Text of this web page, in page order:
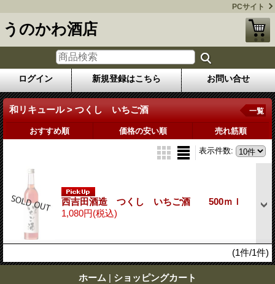
PCサイト
うのかわ酒店
ログイン 新規登録はこちら お問い合せ
和リキュール > つくし いちご酒 一覧
おすすめ順 価格の安い順 売れ筋順
表示件数:
西吉田酒造 つくし いちご酒 500ｍｌ
1,080円(税込)
(1件/1件)
ホーム | ショッピングカート